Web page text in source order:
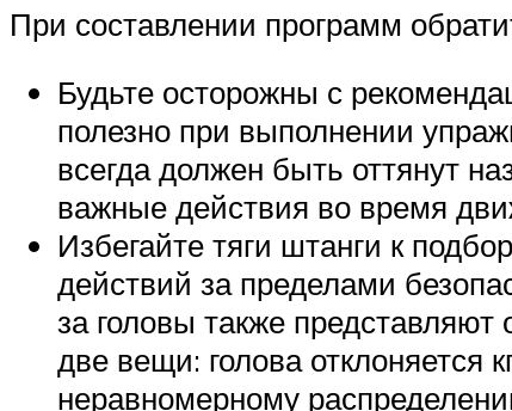
При составлении программ
Будьте осторожны с
полезно при выполнении
всегда должен быть оттянут
важные действия во время
Избегайте тяги штанги к
действий за пределами
за головы также
две вещи: голова отклоняется
неравномерному